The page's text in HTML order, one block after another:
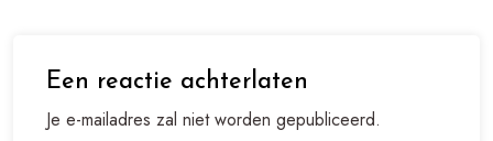
Een reactie achterlaten
Je e-mailadres zal niet worden gepubliceerd.